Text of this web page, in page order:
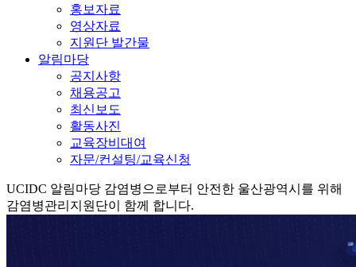
홍보자료
영상자료
지원단 발간물
알림마당
공지사항
채용공고
최신보도
활동사진
교육장비대여
자문/컨설팅/교육신청
UCIDC 알림마당 감염병으로부터 안전한 울산광역시를 위해
감염병관리지원단이 함께 합니다.